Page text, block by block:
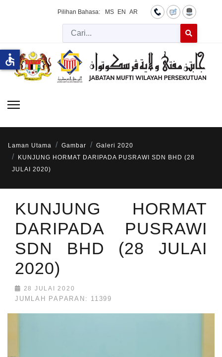
Pilihan Bahasa: MS EN AR
Cari
Laman Utama Gambar
Galeri 2020
KUNJUNG HORMAT DARIPADA PUSRAWI SDN BHD (28
JULAI 2020)
KUNJUNG HORMAT
DARIPADA PUSRAWI
SDN BHD (28 JULAI
2020)
28 JULAI 2020
JUMLAH PAPARAN: 11399
accessible